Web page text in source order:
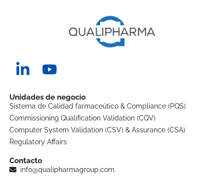
Unidades de negocio
Sistema de Calidad farmaceútico & Compliance (PQS)
Commissioning Qualification Validation (CQV)
Computer System Validation (CSV) & Assurance (CSA)
Regulatory Affairs
Contacto
info@qualipharmagroup.com